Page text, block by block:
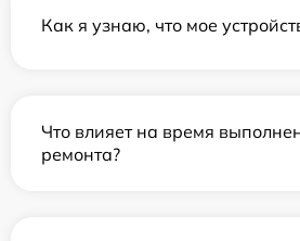
Как я узнаю, что мое
Что влияет на время
ремонта?